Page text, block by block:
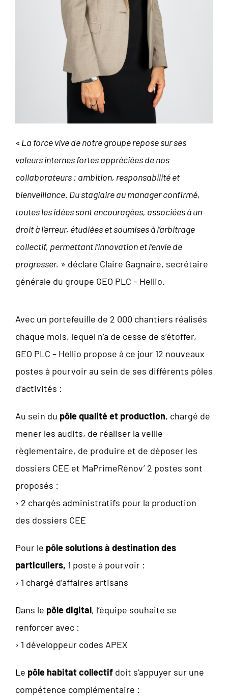
« La force vive de notre groupe repose sur ses
valeurs internes fortes appréciées de nos
collaborateurs : ambition, responsabilité et
bienveillance. Du stagiaire aumanager confirmé,
toutes les idées sont encouragées, associées à un
droit à l’erreur, étudiées et soumises à l’arbitrage
collectif, permettant l’innovation et l’envie de
progresser. » déclare Claire Gagnaire, secrétaire
générale du groupe GEO PLC – Hellio.
Avec un portefeuille de 2 000 chantiers réalisés
chaque mois, lequel n’a de cesse de s’étoffer,
GEO PLC – Hellio propose à ce jour 12 nouveaux
postes à pourvoir au sein de ses différents pôles
d’activités :
Au sein du pôle qualité et production, chargé de
mener les audits, de réaliser la veille
règlementaire, de produire et de déposer les
dossiers CEE et MaPrimeRénov’ 2 postes sont
proposés :
› 2 chargés administratifs pour la production
des dossiers CEE
Pour le pôle solutions à destination des
particuliers, 1 poste à pourvoir :
› 1 chargé d’affaires artisans
Dans le pôle digital, l’équipe souhaite se
renforcer avec :
› 1 développeur codes APEX
Le pôle habitat collectifdoit s’appuyer sur une
compétence complémentaire :